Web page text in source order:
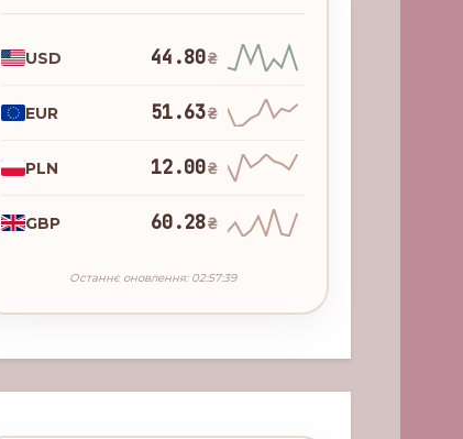
USD 44.80₴
EUR 51.63₴
PLN 12.00₴
GBP 60.28₴
Останнє оновлення: 02:57:39